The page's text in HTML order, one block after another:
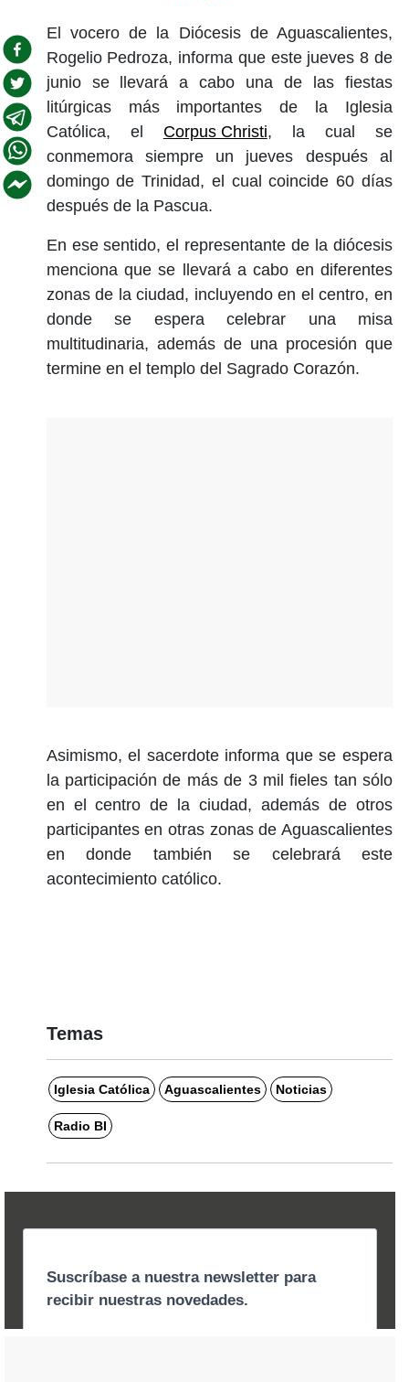
El vocero de la Diócesis de Aguascalientes,
Rogelio Pedroza, informa que este jueves 8 de
junio se llevará a cabo una de las fiestas
litúrgicas más importantes de la Iglesia
Católica, el Corpus Christi, la cual se
conmemora siempre un jueves después al
domingo de Trinidad, el cual coincide 60 días
después de la Pascua.
En ese sentido, el representante de la diócesis
menciona que se llevará a cabo en diferentes
zonas de la ciudad, incluyendo en el centro, en
donde se espera celebrar una misa
multitudinaria, además de una procesión que
termine en el templo del Sagrado Corazón.
Asimismo, el sacerdote informa que se espera
la participación de más de 3 mil fieles tan sólo
en el centro de la ciudad, además de otros
participantes en otras zonas de Aguascalientes
en donde también se celebrará este
acontecimiento católico.
Temas
Iglesia Católica Aguascalientes Noticias
Radio BI